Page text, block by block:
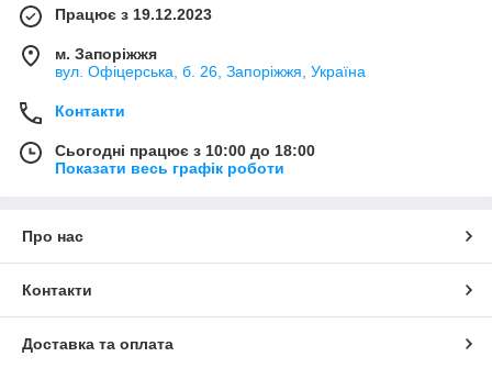
Працює з 19.12.2023
м. Запоріжжя
вул. Офіцерська, б. 26, Запоріжжя, Україна
Контакти
Сьогодні працює з 10:00 до 18:00
Показати весь графік роботи
Про нас
Контакти
Доставка та оплата